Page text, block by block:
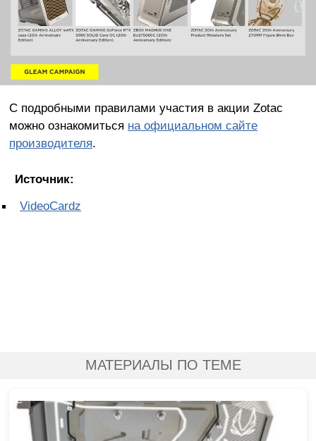
С подробными правилами участия в акции Zotac
можно ознакомиться на официальном сайте
производителя.
Источник:
VideoCardz
МАТЕРИАЛЫ ПО ТЕМЕ